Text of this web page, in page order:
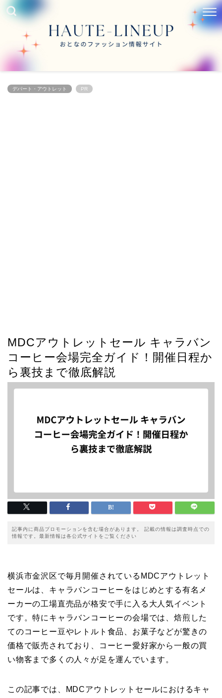
デパート・アウトレット PR
MDCアウトレットセール キャラバン
コーヒー会場完全ガイド！開催日程か
ら裏技まで徹底解説
記事内に商品プロモーションを含む場合があります。 記載の情報は調査時点での
情報です。最新情報は各公式サイトをご覧ください
横浜市金沢区で毎月開催されているMDCアウトレット
セールは、キャラバンコーヒーをはじめとする有名メ
ーカーの工場直売品が格安で手に入る大人気イベント
です。特にキャラバンコーヒーの会場では、焙煎した
てのコーヒー豆やレトルト食品、お菓子などが驚きの
価格で販売されており、コーヒー愛好家から一般の買
い物客まで多くの人々が足を運んでいます。
この記事では、MDCアウトレットセールにおけるキャ